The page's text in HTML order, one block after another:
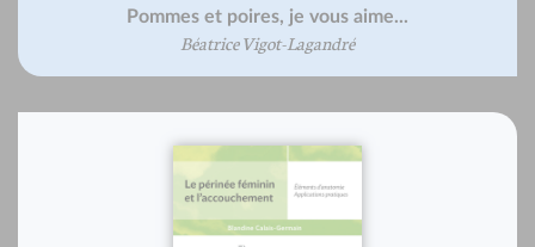
Pommes et poires, je vous aime...
Béatrice Vigot-Lagandré